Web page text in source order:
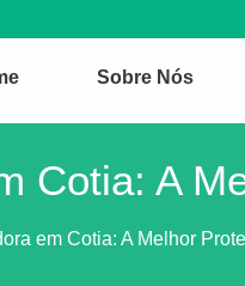
Sobre Nós
Cotia: A
em Cotia: A Melhor